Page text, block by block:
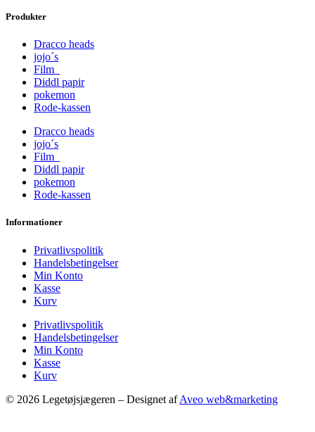
Produkter
Dracco heads
jojo´s
Film
Diddl papir
pokemon
Rode-kassen
Dracco heads
jojo´s
Film
Diddl papir
pokemon
Rode-kassen
Informationer
Privatlivspolitik
Handelsbetingelser
Min Konto
Kasse
Kurv
Privatlivspolitik
Handelsbetingelser
Min Konto
Kasse
Kurv
© 2026 Legetøjsjægeren – Designet afAveo web&marketing